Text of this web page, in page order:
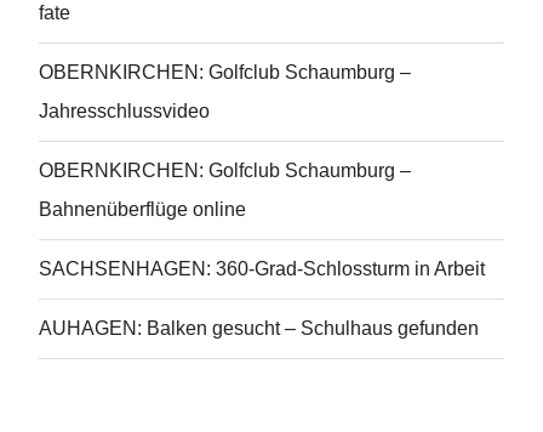
fate
OBERNKIRCHEN: Golfclub Schaumburg –
Jahresschlussvideo
OBERNKIRCHEN: Golfclub Schaumburg –
Bahnenüberflüge online
SACHSENHAGEN: 360-Grad-Schlossturm in Arbeit
AUHAGEN: Balken gesucht – Schulhaus gefunden